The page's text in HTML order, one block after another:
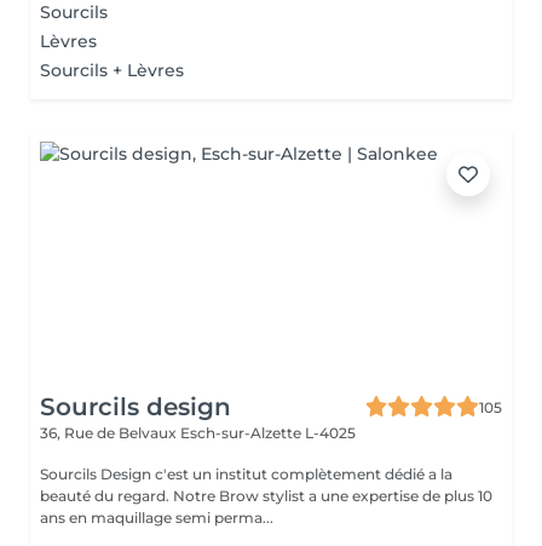
Sourcils
Lèvres
Sourcils + Lèvres
Sourcils design
105
36, Rue de Belvaux Esch-sur-Alzette L-4025
Sourcils Design c'est un institut complètement dédié a la
beauté du regard. Notre Brow stylist a une expertise de plus 10
ans en maquillage semi perma...